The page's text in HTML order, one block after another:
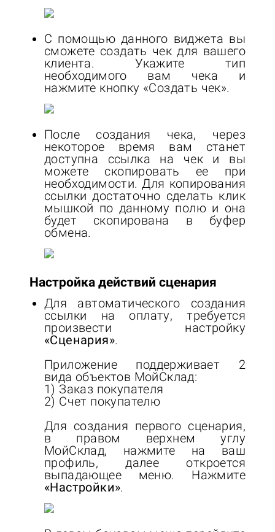
С помощью данного виджета вы
сможете создать чек для вашего
клиента. Укажите тип
необходимого вам чека и
нажмите кнопку «Создать чек».
После создания чека, через
некоторое время вам станет
доступна ссылка на чек и вы
можете скопировать ее при
необходимости. Для копирования
ссылки достаточно сделать клик
мышкой по данному полю и она
будет скопирована в буфер
обмена.
Настройка действий сценария
Для автоматического создания
ссылки на оплату, требуется
произвести настройку
«Сценария».
Приложение поддерживает 2
вида объектов МойСклад:
1) Заказ покупателя
2) Счет покупателю
Для создания первого сценария,
в правом верхнем углу
МойСклад, нажмите на ваш
профиль, далее откроется
выпадающее меню. Нажмите
«Настройки».